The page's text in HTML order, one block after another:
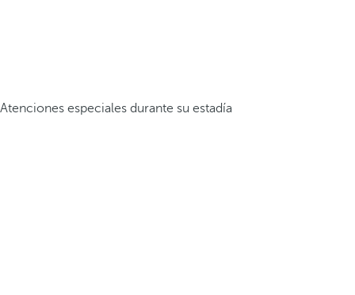
Atenciones especiales durante su estadía